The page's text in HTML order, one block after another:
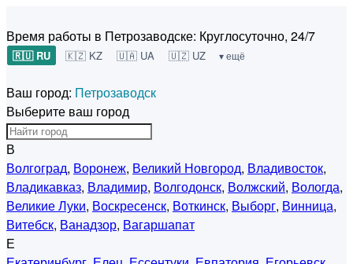
Время работы в Петрозаводске: Круглосуточно, 24/7
🇷🇺 RU 🇰🇿 KZ 🇺🇦 UA 🇺🇿 UZ ▾ ещё
Ваш город: Петрозаводск
Выберите ваш город
В
Волгоград, Воронеж, Великий Новгород, Владивосток,
Владикавказ, Владимир, Волгодонск, Волжский, Вологда,
Великие Луки, Воскресенск, Воткинск, Выборг, Винница,
Витебск, Ванадзор, Вагаршапат
Е